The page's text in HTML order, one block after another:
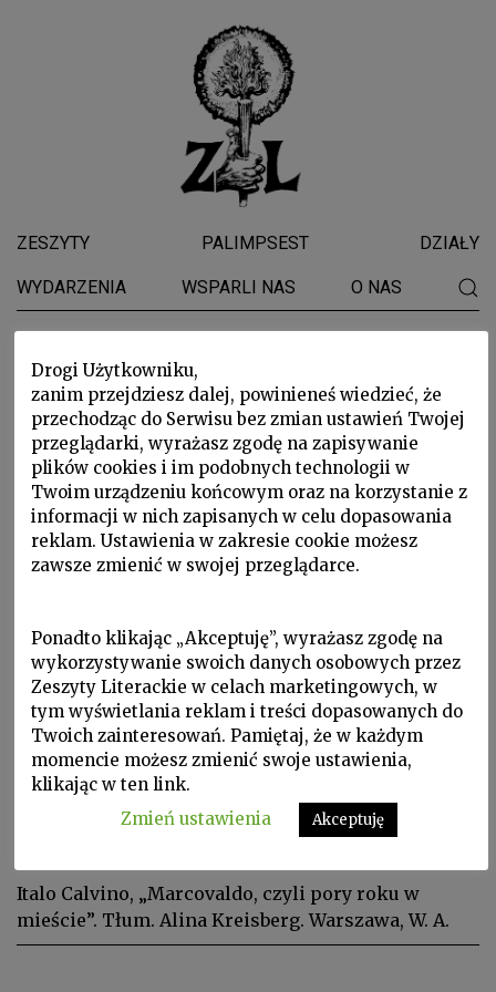
ZESZYTY PALIMPSEST DZIAŁY
WYDARZENIA WSPARLI NAS O NAS
Italo Calvino
Lektury kwartalne, W Zeszytach, ZL 2015 nr 4/132
SZYMON ŻUCHOWSKI
o książce: Italo Calvino
„Marcovaldo, czyli pory roku
Italo Calvino, „Marcovaldo, czyli pory roku w
mieście”. Tłum. Alina Kreisberg. Warszawa, W. A.
Drogi Użytkowniku,
zanim przejdziesz dalej, powinieneś wiedzieć, że
przechodząc do Serwisu bez zmian ustawień Twojej
przeglądarki, wyrażasz zgodę na zapisywanie
plików cookies i im podobnych technologii w
Twoim urządzeniu końcowym oraz na korzystanie z
informacji w nich zapisanych w celu dopasowania
reklam. Ustawienia w zakresie cookie możesz
zawsze zmienić w swojej przeglądarce.
Ponadto klikając „Akceptuję”, wyrażasz zgodę na
wykorzystywanie swoich danych osobowych przez
Zeszyty Literackie w celach marketingowych, w
tym wyświetlania reklam i treści dopasowanych do
Twoich zainteresowań. Pamiętaj, że w każdym
momencie możesz zmienić swoje ustawienia,
klikając w ten link.
Zmień ustawienia
Akceptuję